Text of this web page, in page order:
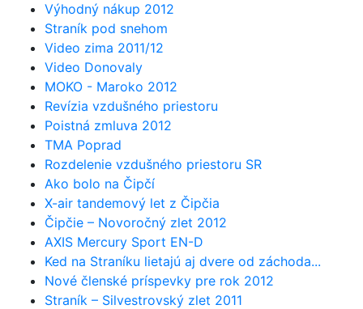
Výhodný nákup 2012
Straník pod snehom
Video zima 2011/12
Video Donovaly
MOKO - Maroko 2012
Revízia vzdušného priestoru
Poistná zmluva 2012
TMA Poprad
Rozdelenie vzdušného priestoru SR
Ako bolo na Čipčí
X-air tandemový let z Čipčia
Čipčie – Novoročný zlet 2012
AXIS Mercury Sport EN-D
Ked na Straníku lietajú aj dvere od záchoda...
Nové členské príspevky pre rok 2012
Straník – Silvestrovský zlet 2011